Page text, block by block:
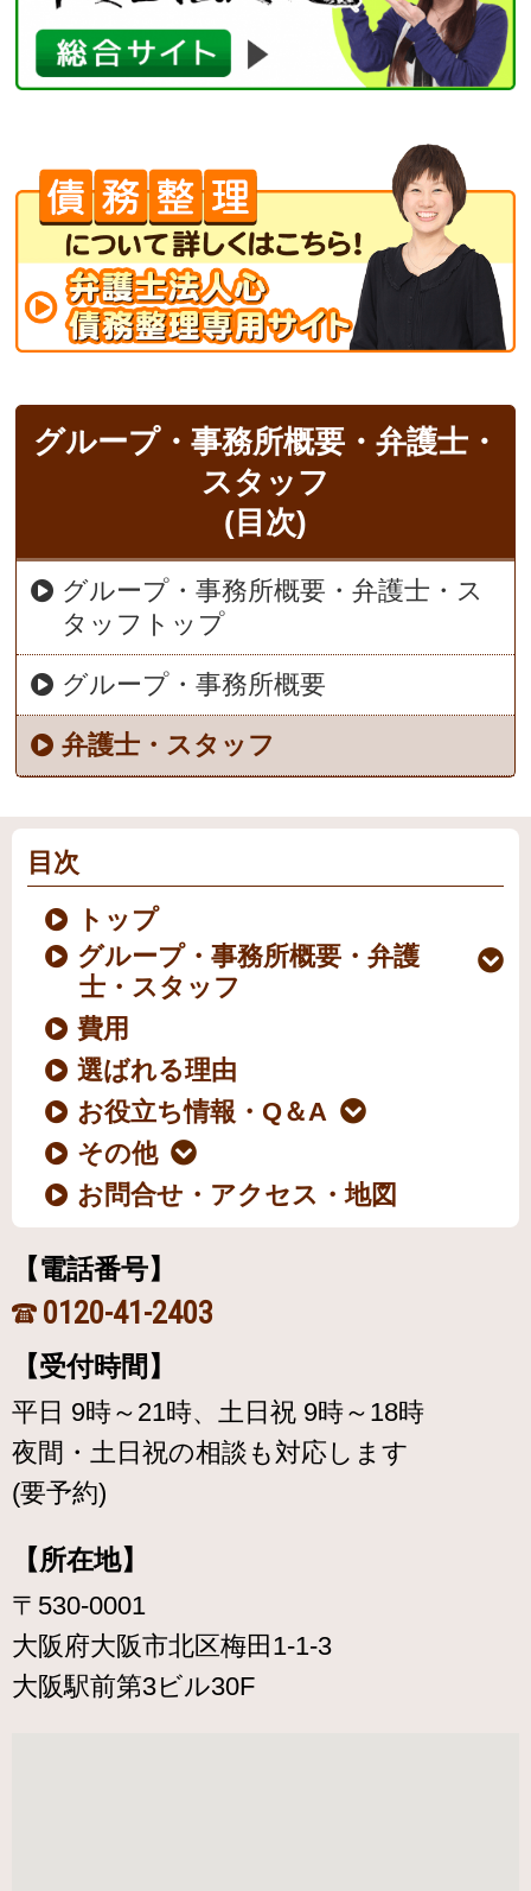
グループ・事務所概要・弁護士・
スタッフ
(目次)
グループ・事務所概要・弁護士・ス
タッフトップ
グループ・事務所概要
弁護士・スタッフ
目次
トップ
グループ・事務所概要・弁護
士・スタッフ
費用
選ばれる理由
お役立ち情報・Q＆A
その他
お問合せ・アクセス・地図
【電話番号】
0120-41-2403
【受付時間】
平日 9時～21時、土日祝 9時～18時
夜間・土日祝の相談も対応します
(要予約)
【所在地】
〒530-0001
大阪府大阪市北区梅田1-1-3
大阪駅前第3ビル30F